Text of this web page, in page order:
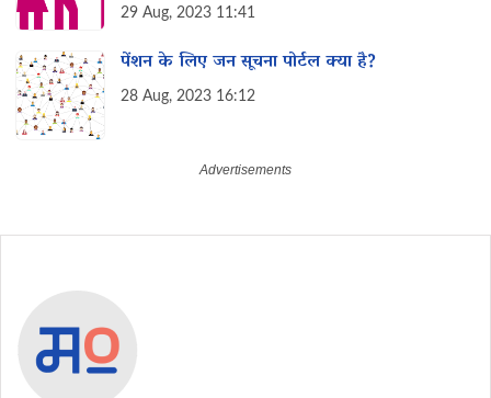
29 Aug, 2023 11:41
पेंशन के लिए जन सूचना पोर्टल क्या है?
28 Aug, 2023 16:12